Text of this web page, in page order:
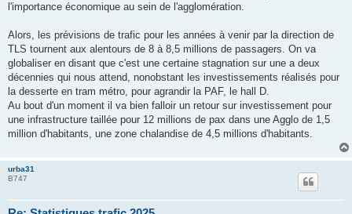
l'importance économique au sein de l'agglomération.
Alors, les prévisions de trafic pour les années à venir par la direction de
TLS tournent aux alentours de 8 à 8,5 millions de passagers. On va
globaliser en disant que c'est une certaine stagnation sur une a deux
décennies qui nous attend, nonobstant les investissements réalisés pour
la desserte en tram métro, pour agrandir la PAF, le hall D.
Au bout d'un moment il va bien falloir un retour sur investissement pour
une infrastructure taillée pour 12 millions de pax dans une Agglo de 1,5
million d'habitants, une zone chalandise de 4,5 millions d'habitants.
urba31
B747